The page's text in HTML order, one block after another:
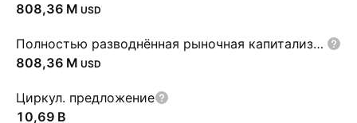
‪808,36 M‬ USD
Полностью разводнённая рыночная капитализация
‪808,36 M‬ USD
Циркул. предложение
‪10,69 B‬